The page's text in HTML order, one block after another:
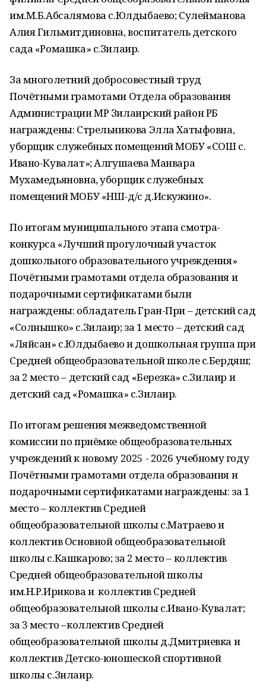
им.М.Б.Абсалямова с.Юлдыбаево; Сулейманова
Алия Гильмитдиновна, воспитатель детского
сада «Ромашка» с.Зилаир.
За многолетний добросовестный труд
Почётными грамотами Отдела образования
Администрации МР Зилаирский район РБ
награждены: Стрельникова Элла Хатыфовна,
уборщик служебных помещений МОБУ «СОШ с.
Ивано-Кувалат»; Алгушаева Манвара
Мухамедьяновна, уборщик служебных
помещений МОБУ «НШ-д/с д.Искужино».
По итогам муниципального этапа смотра-
конкурса «Лучший прогулочный участок
дошкольного образовательного учреждения»
Почётными грамотами отдела образования и
подарочными сертификатами были
награждены: обладатель Гран-При – детский сад
«Солнышко» с.Зилаир; за 1 место – детский сад
«Ляйсан» с.Юлдыбаево и дошкольная группа при
Средней общеобразовательной школе с.Бердяш;
за 2 место – детский сад «Березка» с.Зилаир и
детский сад «Ромашка» с.Зилаир.
По итогам решения межведомственной
комиссии по приёмке общеобразовательных
учреждений к новому 2025 - 2026 учебному году
Почётными грамотами отдела образования и
подарочными сертификатами награждены: за 1
место – коллектив Средней
общеобразовательной школы с.Матраево и
коллектив Основной общеобразовательной
школы с.Кашкарово; за 2 место – коллектив
Средней общеобразовательной школы
им.Н.Р.Ирикова и коллектив Средней
общеобразовательной школы с.Ивано-Кувалат;
за 3 место –коллектив Средней
общеобразовательной школы д.Дмитриевка и
коллектив Детско-юношеской спортивной
школы с.Зилаир.